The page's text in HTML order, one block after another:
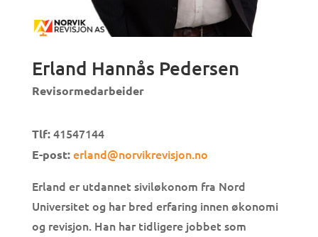
Erland Hannås Pedersen
Revisormedarbeider
Tlf:41547144
E-post: erland@norvikrevisjon.no
Erland er utdannet siviløkonom fra Nord
Universitet og har bred erfaring innen økonomi
og revisjon. Han har tidligere jobbet som